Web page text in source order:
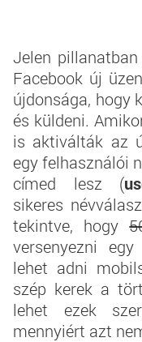
Jelen
Facebook új
újdonsága, hogy
és küldeni.
is aktiválták az
egy felhasználói
címed lesz (
sikeres
tekintve, hogy
versenyezni
lehet adni
szép kerek a
lehet ezek
mennyiért azt